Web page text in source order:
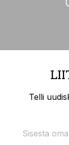
Telli